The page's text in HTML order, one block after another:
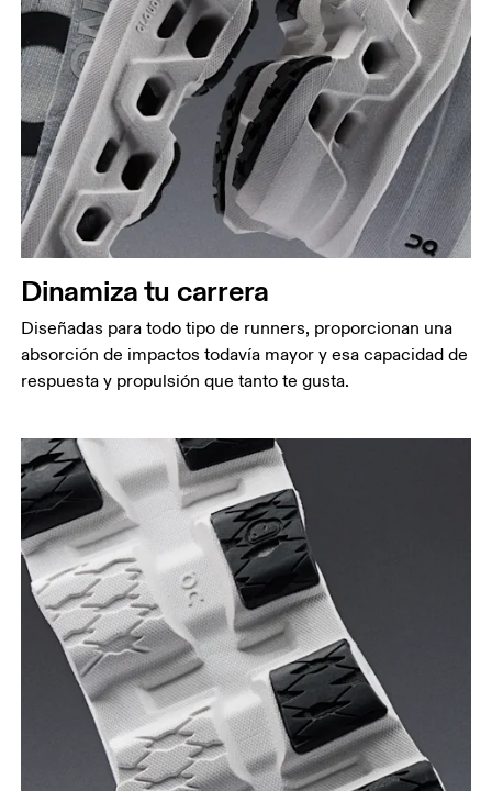
Dinamiza tu carrera
Diseñadas para todo tipo de runners, proporcionan una
absorción de impactos todavía mayor y esa capacidad de
respuesta y propulsión que tanto te gusta.